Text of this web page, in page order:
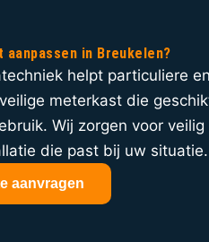
aanpassen in Breukelen?
helpt particuliere
meterkast die
Wij zorgen voor
die past bij uw situatie.
aanvragen